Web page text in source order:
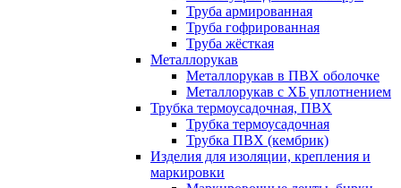
Труба армированная
Труба гофрированная
Труба жёсткая
Металлорукав
Металлорукав в ПВХ оболочке
Металлорукав с ХБ уплотнением
Трубка термоусадочная, ПВХ
Трубка термоусадочная
Трубка ПВХ (кембрик)
Изделия для изоляции, крепления и
маркировки